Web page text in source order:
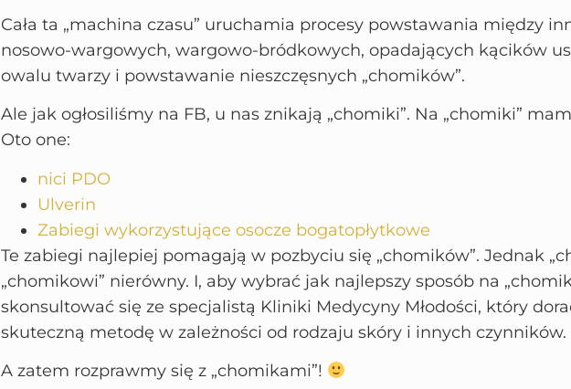
Cała ta „machina czasu” uruchamia procesy powstawania między
nosowo-wargowych, wargowo-bródkowych, opadających kącików
owalu twarzy i powstawanie nieszczęsnych „chomików”.
Ale jak ogłosiliśmy na FB, u nas znikają „chomiki”. Na „chomiki”
Oto one:
nici PDO
Ulverin
Zabiegi wykorzystujące osocze bogatopłytkowe
Te zabiegi najlepiej pomagają w pozbyciu się „chomików”. Jednak
„chomikowi” nierówny. I, aby wybrać jak najlepszy sposób na
skonsultować się ze specjalistą Kliniki Medycyny Młodości, który
skuteczną metodę w zależności od rodzaju skóry i innych czynników.
A zatem rozprawmy się z „chomikami”!